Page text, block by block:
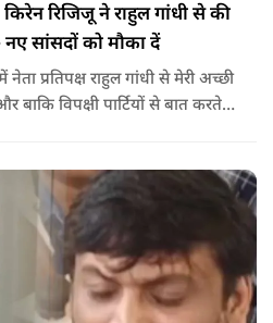
रिजिजू ने राहुल गांधी से की
नए सांसदों को मौका दें
प्रतिपक्ष राहुल गांधी से मेरी अच्छी
विपक्षी पार्टियों से बात करते